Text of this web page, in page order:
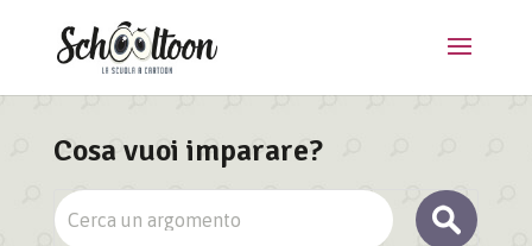
Cosa vuoi imparare?